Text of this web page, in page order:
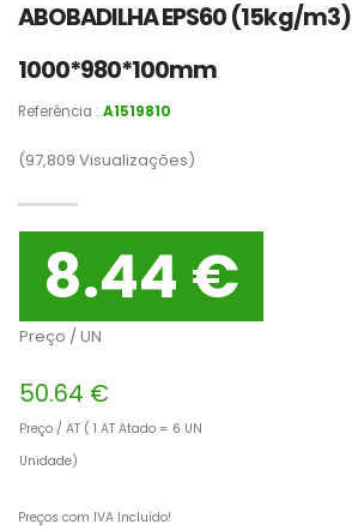
ABOBADILHA EPS60 (15kg/m3)
1000*980*100mm
Referência : A1519810
(97,809 Visualizações)
8.44 €
Preço / UN
50.64 €
Preço / AT ( 1 AT Atado = 6 UN
Unidade)
Preços com IVA Incluído!